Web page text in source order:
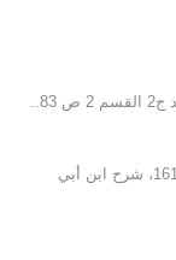
(10) الإحتجاج للطبرسي ج 1 ص 147، البحار ج 43 ص 161، شرح ابن أبي